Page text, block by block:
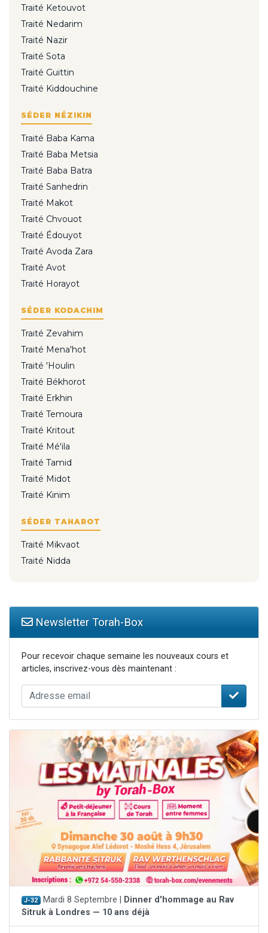
Traité Ketouvot
Traité Nedarim
Traité Nazir
Traité Sota
Traité Guittin
Traité Kiddouchine
SÉDER NÉZIKIN
Traité Baba Kama
Traité Baba Metsia
Traité Baba Batra
Traité Sanhedrin
Traité Makot
Traité Chvouot
Traité Édouyot
Traité Avoda Zara
Traité Avot
Traité Horayot
SÉDER KODACHIM
Traité Zevahim
Traité Mena'hot
Traité 'Houlin
Traité Békhorot
Traité Erkhin
Traité Temoura
Traité Kritout
Traité Mé'ila
Traité Tamid
Traité Midot
Traité Kinim
SÉDER TAHAROT
Traité Mikvaot
Traité Nidda
Newsletter Torah-Box
Pour recevoir chaque semaine les nouveaux cours et
articles, inscrivez-vous dès maintenant :
J-32 Mardi 8 Septembre |
Dinner d'hommage au Rav
Sitruk à Londres — 10 ans déjà